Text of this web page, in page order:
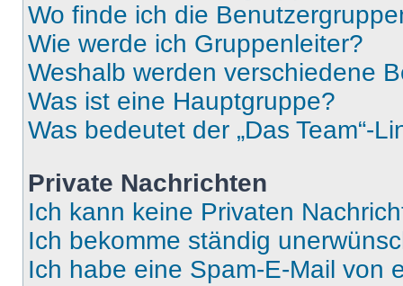
Wo finde ich die
Wie werde ich Gruppenleiter?
Weshalb werden verschiedene
Was ist eine Hauptgruppe?
Was bedeutet der „Das Team“-
Private Nachrichten
Ich kann keine Privaten
Ich bekomme ständig
Ich habe eine Spam-E-Mail von